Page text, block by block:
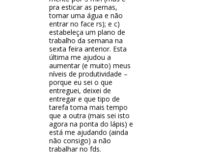
pra esticar as pernas,
tomar uma água e não
entrar no face rs); e c)
estabeleça um plano de
trabalho da semana na
sexta feira anterior. Esta
última me ajudou a
aumentar (e muito) meus
níveis de produtividade –
porque eu sei o que
entreguei, deixei de
entregar e que tipo de
tarefa toma mais tempo
que a outra (mais sei isto
agora na ponta do lápis) e
está me ajudando (ainda
não consigo) a não
trabalhar no fds.